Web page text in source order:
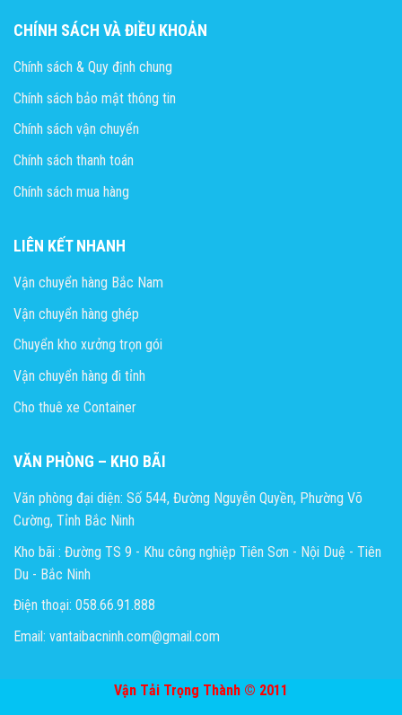
CHÍNH SÁCH VÀ ĐIỀU KHOẢN
Chính sách & Quy định chung
Chính sách bảo mật thông tin
Chính sách vận chuyển
Chính sách thanh toán
Chính sách mua hàng
LIÊN KẾT NHANH
Vận chuyển hàng Bắc Nam
Vận chuyển hàng ghép
Chuyển kho xưởng trọn gói
Vận chuyển hàng đi tỉnh
Cho thuê xe Container
VĂN PHÒNG – KHO BÃI
Văn phòng đại diện: Số 544, Đường Nguyễn Quyền, Phường Võ
Cường, Tỉnh Bắc Ninh
Kho bãi : Đường TS 9 - Khu công nghiệp Tiên Sơn - Nội Duệ - Tiên
Du - Bắc Ninh
Điện thoại: 058.66.91.888
Email: vantaibacninh.com@gmail.com
Vận Tải Trọng Thành © 2011